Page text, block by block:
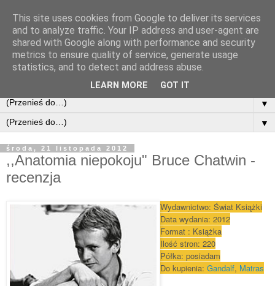
▼
▼
środa, 21 listopada 2012
,,Anatomia niepokoju" Bruce Chatwin -
recenzja
Wydawnictwo: Świat Książki
Data wydania: 2012
Format : Książka
Ilość stron: 220
Półka: posiadam
Do kupienia: Gandalf, Matras
This site uses cookies from Google to deliver its services
and to analyze traffic. Your IP address and user-agent are
shared with Google along with performance and security
metrics to ensure quality of service, generate usage
statistics, and to detect and address abuse.
LEARN MORE GOT IT